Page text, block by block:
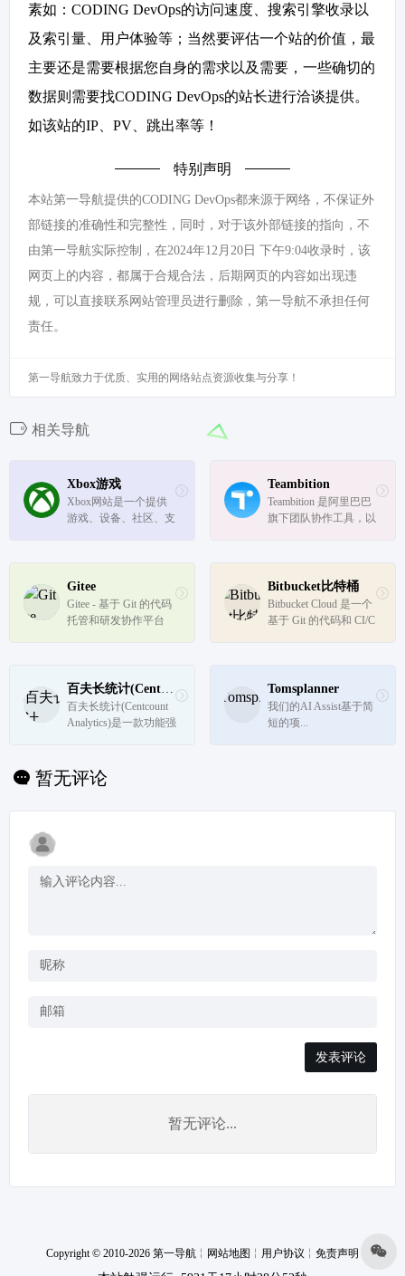
素如：CODING DevOps的访问速度、搜索引擎收录以
及索引量、用户体验等；当然要评估一个站的价值，最
主要还是需要根据您自身的需求以及需要，一些确切的
数据则需要找CODING DevOps的站长进行洽谈提供。
如该站的IP、PV、跳出率等！
特别声明
本站第一导航提供的CODING DevOps都来源于网络，不保证外
部链接的准确性和完整性，同时，对于该外部链接的指向，不
由第一导航实际控制，在2024年12月20日 下午9:04收录时，该
网页上的内容，都属于合规合法，后期网页的内容如出现违
规，可以直接联系网站管理员进行删除，第一导航不承担任何
责任。
第一导航致力于优质、实用的网络站点资源收集与分享！
相关导航
Xbox游戏
Xbox网站是一个提供
游戏、设备、社区、支
资讯、与玩家交流等。
Teambition
Teambition 是阿里巴巴
旗下团队协作工具，以
设计、市场、运营、销
售、HR 等各类团队，
让企业协同化繁为简，
Gitee
Gitee - 基于 Git 的代码
托管和研发协作平台
Bitbucket比特桶
Bitbucket Cloud 是一个
基于 Git 的代码和 CI/C
百夫长统计(Centcount
Analytics)是一款功能强
L + Redis 开发而成，
可以方便地部署在自己
Tomsplanner
我们的AI Assist基于简
短的项...
暂无评论
发表评论
暂无评论...
Copyright © 2010-2026 第一导航 ╎ 网站地图 ╎ 用户协议 ╎ 免责声明